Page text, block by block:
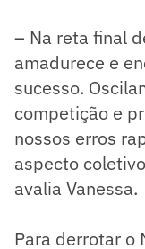
– Na reta final
amadurece e
sucesso.
competição e
nossos erros
aspecto
avalia Vanessa.
Para derrotar o